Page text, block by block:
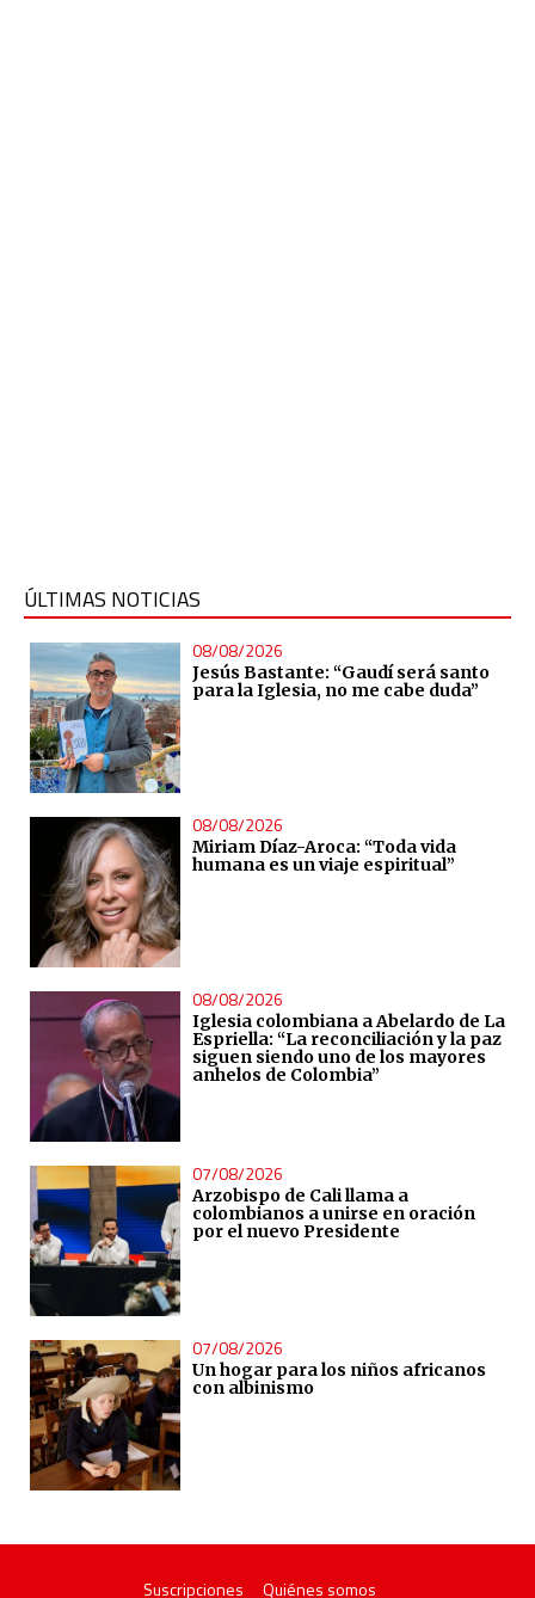
ÚLTIMAS NOTICIAS
08/08/2026
Jesús Bastante: “Gaudí será santo
para la Iglesia, no me cabe duda”
08/08/2026
Miriam Díaz-Aroca: “Toda vida
humana es un viaje espiritual”
08/08/2026
Iglesia colombiana a Abelardo de La
Espriella: “La reconciliación y la paz
siguen siendo uno de los mayores
anhelos de Colombia”
07/08/2026
Arzobispo de Cali llama a
colombianos a unirse en oración
por el nuevo Presidente
07/08/2026
Un hogar para los niños africanos
con albinismo
Suscripciones Quiénes somos